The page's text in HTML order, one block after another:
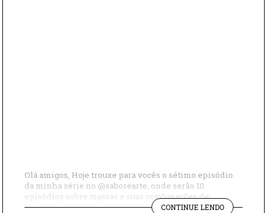
Olá amigos, Hoje trouxe para vocês o sétimo episódio
da minha série no @saborearte, onde serão 10
episódios sobre massas e suas combinações de
molhos. Nesse episódio fizemos um delicioso
CONTINUE LENDO